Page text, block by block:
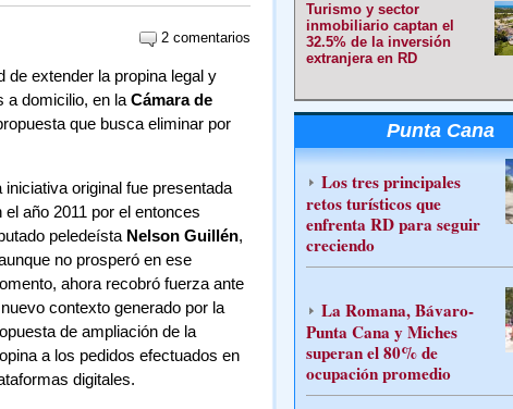
2 comentarios
de extender la propina legal y
a domicilio, en la Cámara de
que busca eliminar por
iniciativa original fue presentada
el año 2011 por el entonces
peledeísta Nelson Guillén,
no prosperó en ese
ahora recobró fuerza ante
contexto generado por la
de ampliación de la
a los pedidos efectuados en
digitales.
Turismo y sector
inmobiliario captan el
32.5% de la inversión
extranjera en RD
Punta Cana
Los tres principales
retos turísticos que
enfrenta RD para seguir
creciendo
La Romana, Bávaro-
Punta Cana y Miches
superan el 80% de
ocupación promedio